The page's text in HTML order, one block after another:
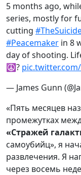
5 months ago,
series, mostly for
cutting
#Peacemaker in 8
day of shooting.
☮️? pic.twitter.com/
— James Gunn
«Пять месяцев
промежутках
«Стражей
самоубийц», я
развлечения. Я
через восемь